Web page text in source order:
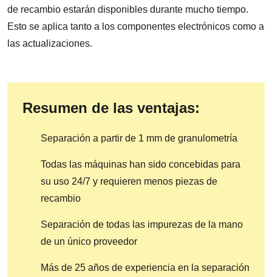
de recambio estarán disponibles durante mucho tiempo.
Esto se aplica tanto a los componentes electrónicos como a
las actualizaciones.
Resumen de las ventajas:
Separación a partir de 1 mm de granulometría
Todas las máquinas han sido concebidas para
su uso 24/7 y requieren menos piezas de
recambio
Separación de todas las impurezas de la mano
de un único proveedor
Más de 25 años de experiencia en la separación